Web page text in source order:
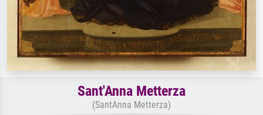
Sant'Anna Metterza
(SantAnna Metterza)